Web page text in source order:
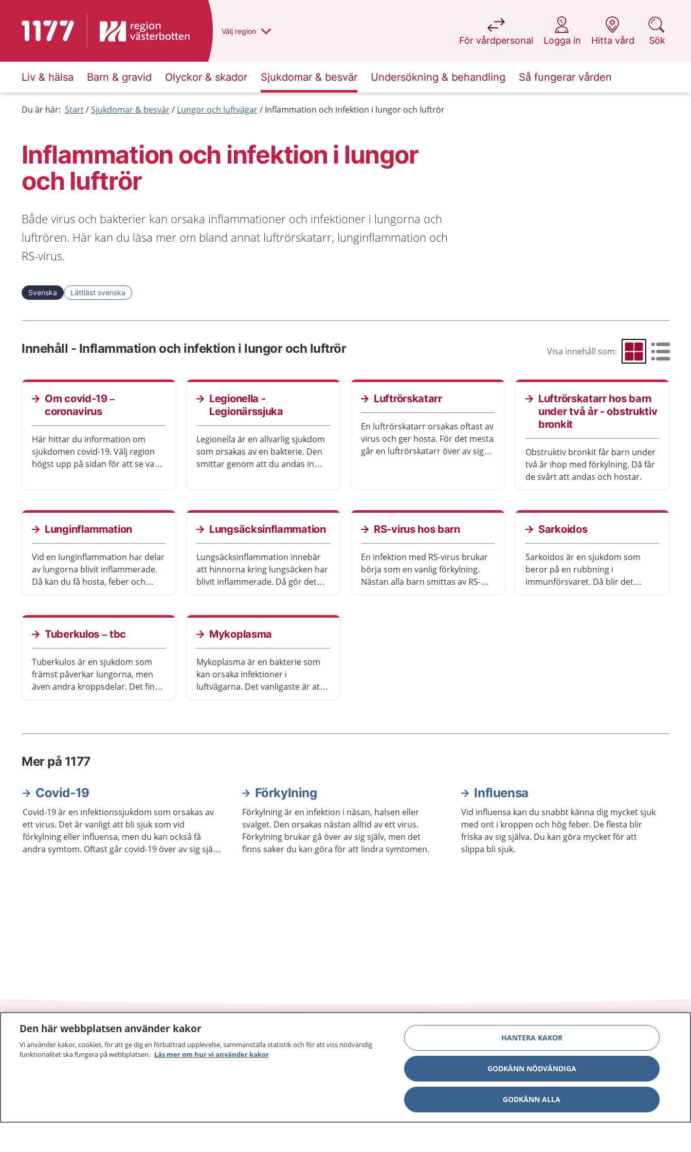
Till startsidan för 1177 Du har valt region
Välj en annan
region
För vårdpersonal
på 1177.se
Logga in
på 1177.se
Hitta vård
på 1177.se
Sök
på 1177.se
Liv & hälsa Barn & gravid Olyckor & skador Sjukdomar & besvär Undersökning & behandling Så fungerar vården
Du är här: Start Sjukdomar & besvär Lungor och luftvägar Inflammation och infektion i lungor och luftrör
Inflammation och infektion i lungor
och luftrör
Både virus och bakterier kan orsaka inflammationer och infektioner i lungorna och
luftrören. Här kan du läsa mer om bland annat luftrörskatarr, lunginflammation och
RS-virus.
Svenska Lättläst svenska
Innehåll - Inflammation och infektion i lungor och luftrör Visa innehåll som: Visa som rutnät
Visa som
Om covid-19 –
coronavirus
Här hittar du information om
sjukdomen covid-19. Välj region
högst upp på sidan för att se vad
Legionella -
Legionärssjuka
Legionella är en allvarlig sjukdom
som orsakas av en bakterie. Den
smittar genom att du andas in
antibiotika och ibland kan du
behöva vårdas på sjukhus.
Luftrörskatarr
En luftrörskatarr orsakas oftast av
virus och ger hosta. För det mesta
går en luftrörskatarr över av sig
Luftrörskatarr hos barn
under två år - obstruktiv
bronkit
Obstruktiv bronkit får barn under
två år ihop med förkylning. Då får
de svårt att andas och hostar.
Lunginflammation
Vid en lunginflammation har delar
av lungorna blivit inflammerade.
Då kan du få hosta, feber och
pneumokocker. Du behandlas
med antibiotika.
Lungsäcksinflammation
Lungsäcksinflammation innebär
att hinnorna kring lungsäcken har
blivit inflammerade. Då gör det
går oftast över helt med
behandling. Vilken behandling du
får beror på vad som orsakat
sjukdomen.
RS-virus hos barn
En infektion med RS-virus brukar
börja som en vanlig förkylning.
Nästan alla barn smittas av RS-
Sarkoidos
Sarkoidos är en sjukdom som
beror på en rubbning i
immunförsvaret. Då blir det
Tuberkulos – tbc
Tuberkulos är en sjukdom som
främst påverkar lungorna, men
även andra kroppsdelar. Det finns
Mykoplasma
Mykoplasma är en bakterie som
kan orsaka infektioner i
luftvägarna. Det vanligaste är att
Mer på 1177
Covid-19
Covid-19 är en infektionssjukdom som orsakas av
ett virus. Det är vanligt att bli sjuk som vid
förkylning eller influensa, men du kan också få
andra symtom. Oftast går covid-19 över av sig själv.
Förkylning
Förkylning är en infektion i näsan, halsen eller
svalget. Den orsakas nästan alltid av ett virus.
Förkylning brukar gå över av sig själv, men det
finns saker du kan göra för att lindra symtomen.
Influensa
Vid influensa kan du snabbt känna dig mycket sjuk
med ont i kroppen och hög feber. De flesta blir
friska av sig själva. Du kan göra mycket för att
slippa bli sjuk.
1177 –tryggt om din hälsa och vård
Other languages
Lättläst svenska
Om 1177
E-tjänster
Press
Digital tillgänglighet
Den här webbplatsen använder kakor
Vi använder kakor, cookies, för att ge dig en förbättrad upplevelse, sammanställa statistik och för att viss nödvändig
funktionalitet ska fungera på webbplatsen. Läs mer om hur vi använder kakor
HANTERA KAKOR
GODKÄNN NÖDVÄNDIGA
GODKÄNN ALLA